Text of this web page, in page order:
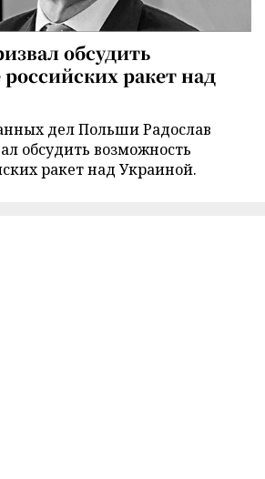
обсудить
ракет над
дел Польши Радослав
обсудить возможность
ракет над Украиной.